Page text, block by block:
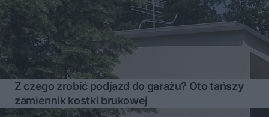
Z czego zrobić podjazd do garażu? Oto tańszy
zamiennik kostki brukowej